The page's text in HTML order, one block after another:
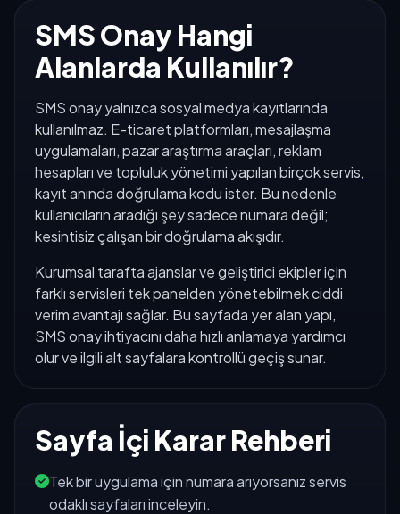
SMS Onay Hangi
Alanlarda Kullanılır?
SMS onay yalnızca sosyal medya kayıtlarında
kullanılmaz. E-ticaret platformları, mesajlaşma
uygulamaları, pazar araştırma araçları, reklam
hesapları ve topluluk yönetimi yapılan birçok servis,
kayıt anında doğrulama kodu ister. Bu nedenle
kullanıcıların aradığı şey sadece numara değil;
kesintisiz çalışan bir doğrulama akışıdır.
Kurumsal tarafta ajanslar ve geliştirici ekipler için
farklı servisleri tek panelden yönetebilmek ciddi
verim avantajı sağlar. Bu sayfada yer alan yapı,
SMS onay ihtiyacını daha hızlı anlamaya yardımcı
olur ve ilgili alt sayfalara kontrollü geçiş sunar.
Sayfa İçi Karar Rehberi
Tek bir uygulama için numara arıyorsanız servis
odaklı sayfaları inceleyin.